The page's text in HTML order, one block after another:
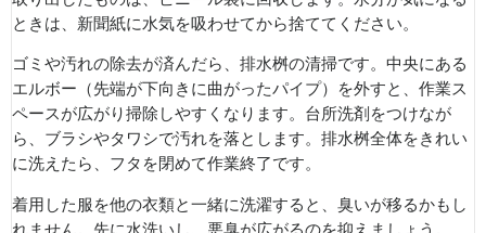
ときは、新聞紙に水気を吸わせてから捨ててください。
ゴミや汚れの除去が済んだら、排水桝の清掃です。中央にある
エルボー（先端が下向きに曲がったパイプ）を外すと、作業ス
ペースが広がり掃除しやすくなります。台所洗剤をつけなが
ら、ブラシやタワシで汚れを落とします。排水桝全体をきれい
に洗えたら、フタを閉めて作業終了です。
着用した服を他の衣類と一緒に洗濯すると、臭いが移るかもし